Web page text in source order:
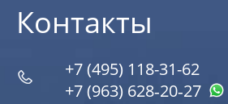
Контакты
+7 (495) 118-31-62
+7 (963) 628‑20‑27